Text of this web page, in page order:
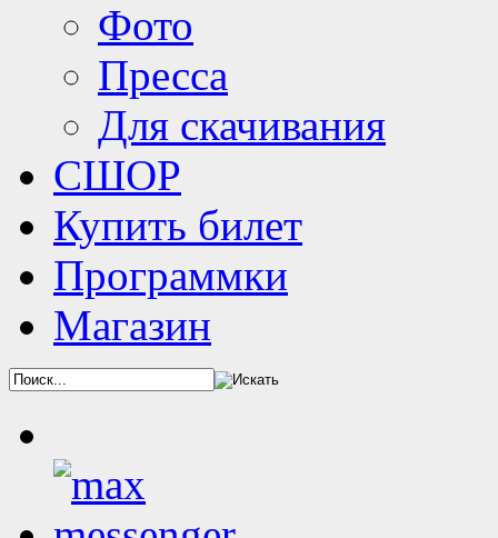
Фото
Пресса
Для скачивания
СШОР
Купить билет
Программки
Магазин